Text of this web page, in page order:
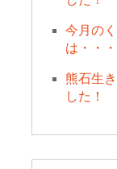
今月の
は・・
熊石生
した！